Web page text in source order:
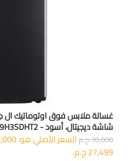
شاشة ديجيتال، أسود - T19H3SDHT2
30,000ج.مالسعر الأصلي هو: 30,000 ج.م.
27,499 ج.م.